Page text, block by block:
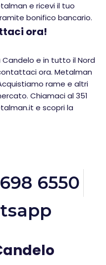
e ricevi il tuo
bonifico bancario.
ora!
e in tutto il Nord
ora. Metalman
rame e altri
Chiamaci al 351
e scopri la
6550